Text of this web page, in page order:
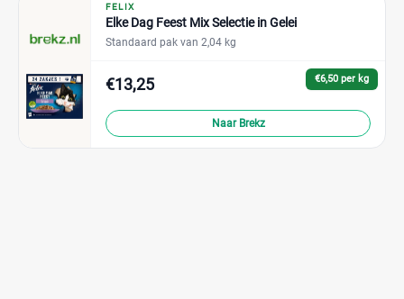
FELIX
Elke Dag Feest Mix Selectie in Gelei
Standaard pak van 2,04 kg
€6,50 per kg
€13,25
Naar Brekz